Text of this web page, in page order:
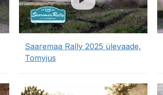
Saaremaa Rally 2025 ülevaade,
Tomyjus